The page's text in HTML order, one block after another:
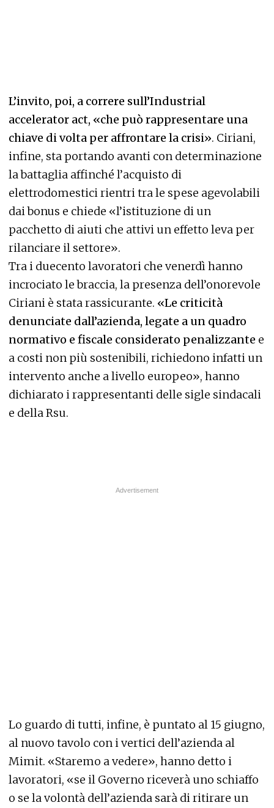
L’invito, poi, a correre sull’Industrial
accelerator act, «che può rappresentare una
chiave di volta per affrontare la crisi». Ciriani,
infine, sta portando avanti con determinazione
la battaglia affinché l’acquisto di
elettrodomestici rientri tra le spese agevolabili
dai bonus e chiede «l’istituzione di un
pacchetto di aiuti che attivi un effetto leva per
rilanciare il settore».
Tra i duecento lavoratori che venerdì hanno
incrociato le braccia, la presenza dell’onorevole
Ciriani è stata rassicurante. «Le criticità
denunciate dall’azienda, legate a un quadro
normativo e fiscale considerato penalizzante e
a costi non più sostenibili, richiedono infatti un
intervento anche a livello europeo», hanno
dichiarato i rappresentanti delle sigle sindacali
e della Rsu.
Lo guardo di tutti, infine, è puntato al 15 giugno,
al nuovo tavolo con i vertici dell’azienda al
Mimit. «Staremo a vedere», hanno detto i
lavoratori, «se il Governo riceverà uno schiaffo
o se la volontà dell’azienda sarà di ritirare un